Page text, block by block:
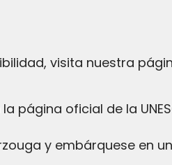
visita nuestra
página oficial de la
y embárquese en